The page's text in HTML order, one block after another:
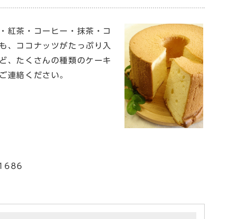
紅茶・コーヒー・抹茶・コ
、ココナッツがたっぷり入
、たくさんの種類のケーキ
連絡ください。